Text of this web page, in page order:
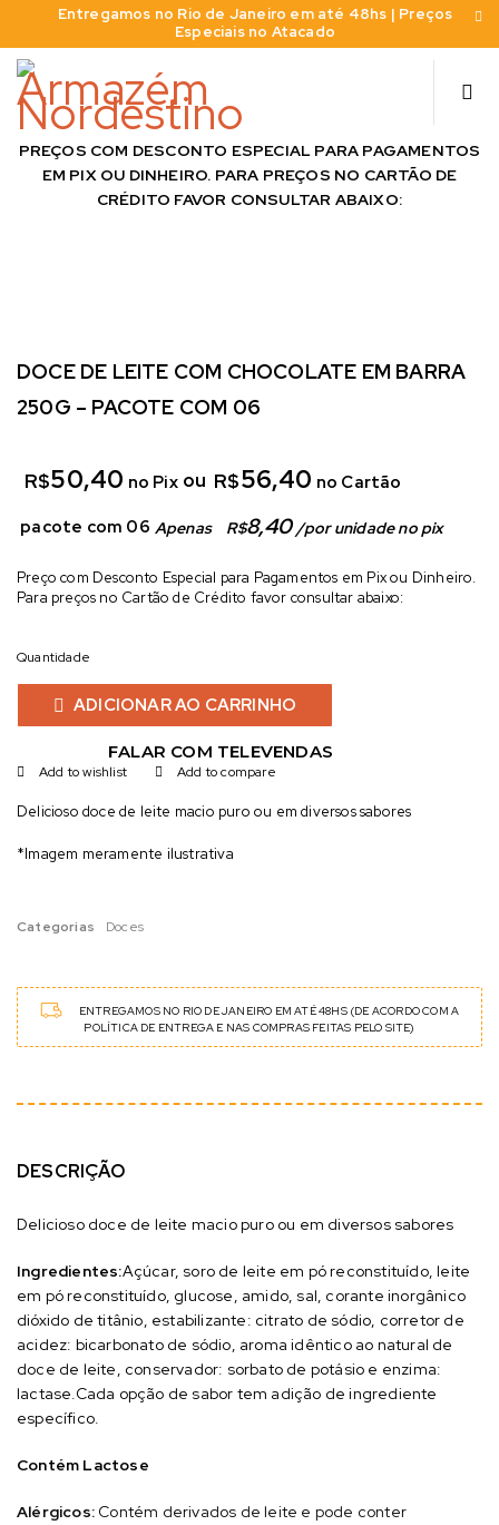
Entregamos no Rio de Janeiro em até 48hs | Preços
Especiais no Atacado
PREÇOS COM DESCONTO ESPECIAL PARA PAGAMENTOS
EM PIX OU DINHEIRO. PARA PREÇOS NO CARTÃO DE
CRÉDITO FAVOR CONSULTAR ABAIXO:
DOCE DE LEITE COM CHOCOLATE EM BARRA
250G – PACOTE COM 06
Delicioso doce de leite macio puro ou em diversos sabores
*Imagem meramente ilustrativa
R$50,40 no Pix ou R$56,40 no Cartão
pacote com 06 Apenas R$8,40 /por unidade no pix
Preço com Desconto Especial para Pagamentos em Pix ou Dinheiro.
Para preços no Cartão de Crédito favor consultar abaixo:
Quantidade
ADICIONAR AO CARRINHO
FALAR COM TELEVENDAS
Add to wishlist Add to compare
Categorias Doces
ENTREGAMOS NO RIO DE JANEIRO EM ATÉ 48HS (DE ACORDO COM A
POLÍTICA DE ENTREGA E NAS COMPRAS FEITAS PELO SITE)
DESCRIÇÃO
Delicioso doce de leite macio puro ou em diversos sabores
Ingredientes:Açúcar, soro de leite em pó reconstituído, leite
em pó reconstituído, glucose, amido, sal, corante inorgânico
dióxido de titânio, estabilizante: citrato de sódio, corretor de
acidez: bicarbonato de sódio, aroma idêntico ao natural de
doce de leite, conservador: sorbato de potásio e enzima:
lactase.Cada opção de sabor tem adição de ingrediente
específico.
Contém Lactose
Alérgicos: Contém derivados de leite e pode conter